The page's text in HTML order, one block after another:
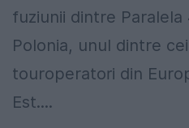
fuziunii dintre Paralela
Polonia, unul dintre
touroperatori din
Est....